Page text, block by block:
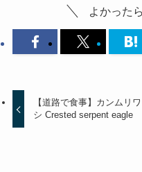
よかった
【道路で食事】カンムリワ
シ Crested serpent eagle